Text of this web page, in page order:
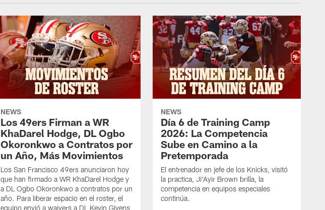
NEWS
Los 49ers Firman a WR
KhaDarel Hodge, DL Ogbo
Okoronkwo a Contratos por
un Año, Más Movimientos
Los San Francisco 49ers anunciaron hoy
que han firmado a WR KhaDarel Hodge y
a DL Ogbo Okoronkwo a contratos por un
año. Para liberar espacio en el roster, el
equipo envió a waivers a DL Kevin Givens
NEWS
Día 6 de Training Camp
2026: La Competencia
Sube en Camino a la
Pretemporada
El entrenador en jefe de los Knicks, visitó
la practica, Ji'Ayir Brown brilla, la
competencia en equipos especiales
continúa.